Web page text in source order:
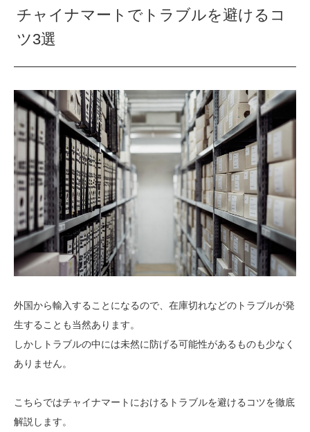
チャイナマートでトラブルを避けるコ
ツ3選
外国から輸入することになるので、在庫切れなどのトラブルが発
生することも当然あります。
しかしトラブルの中には未然に防げる可能性があるものも少なく
ありません。
こちらではチャイナマートにおけるトラブルを避けるコツを徹底
解説します。